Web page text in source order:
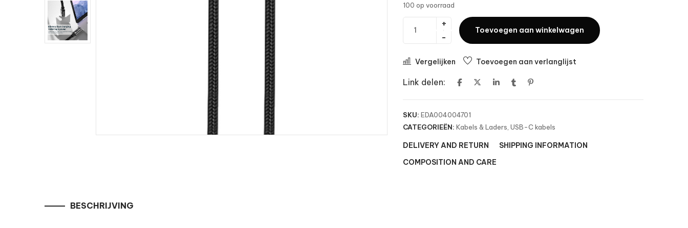
100 op voorraad
Toevoegen aan winkelwagen
Vergelijken Toevoegen aan verlanglijst
Link delen:
SKU: EDA004004701
CATEGORIEËN: Kabels & Laders USB-C kabels
DELIVERY AND RETURN
SHIPPING INFORMATION
COMPOSITION AND CARE
BESCHRIJVING